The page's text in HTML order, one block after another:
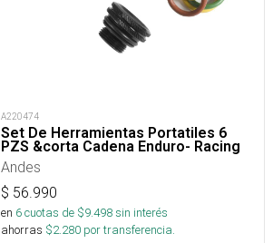
A220474
Set De Herramientas Portatiles 6
PZS &corta Cadena Enduro- Racing
Andes
$ 56.990
en 6cuotas de $9.498sin interés
ahorras $2.280 por transferencia.